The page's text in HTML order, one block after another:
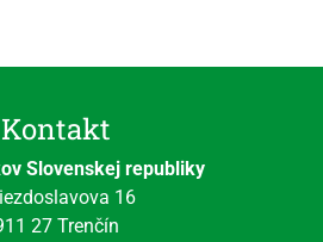
Kontakt
Slovenskej republiky
16
27 Trenčín